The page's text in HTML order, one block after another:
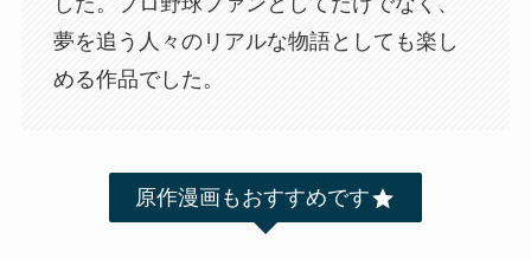
夢を追う人々のリアルな物語としても楽し
める作品でした。
原作漫画もおすすめです